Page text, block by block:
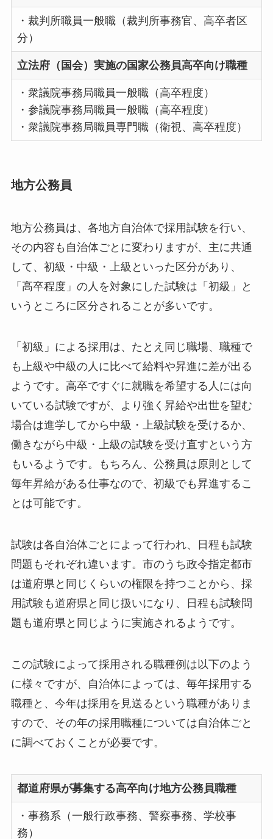
・裁判所職員一般職（裁判所事務官、高卒者区
分）
立法府（国会）実施の国家公務員高卒向け職種
・衆議院事務局職員一般職（高卒程度）
・参議院事務局職員一般職（高卒程度）
・衆議院事務局職員専門職（衛視、高卒程度）
地方公務員
地方公務員は、各地方自治体で採用試験を行い、
その内容も自治体ごとに変わりますが、主に共通
して、初級・中級・上級といった区分があり、
「高卒程度」の人を対象にした試験は「初級」と
いうところに区分されることが多いです。
「初級」による採用は、たとえ同じ職場、職種で
も上級や中級の人に比べて給料や昇進に差が出る
ようです。高卒ですぐに就職を希望する人には向
いている試験ですが、より強く昇給や出世を望む
場合は進学してから中級・上級試験を受けるか、
働きながら中級・上級の試験を受け直すという方
もいるようです。もちろん、公務員は原則として
毎年昇給がある仕事なので、初級でも昇進するこ
とは可能です。
試験は各自治体ごとによって行われ、日程も試験
問題もそれぞれ違います。市のうち政令指定都市
は道府県と同じくらいの権限を持つことから、採
用試験も道府県と同じ扱いになり、日程も試験問
題も道府県と同じように実施されるようです。
この試験によって採用される職種例は以下のよう
に様々ですが、自治体によっては、毎年採用する
職種と、今年は採用を見送るという職種がありま
すので、その年の採用職種については自治体ごと
に調べておくことが必要です。
都道府県が募集する高卒向け地方公務員職種
・事務系（一般行政事務、警察事務、学校事
務）